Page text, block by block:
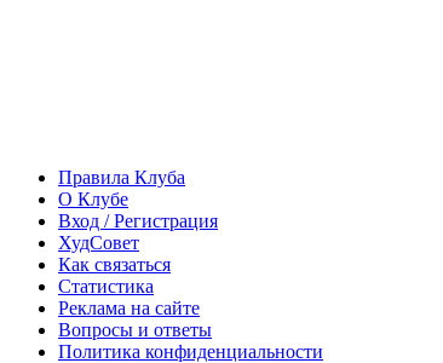
Правила Клуба
О Клубе
Вход / Регистрация
ХудСовет
Как связаться
Статистика
Реклама на сайте
Вопросы и ответы
Политика конфиденциальности